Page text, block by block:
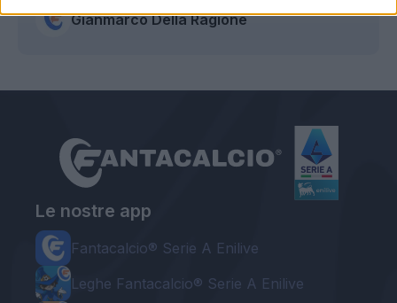
Gianmarco Della Ragione
Le nostre app
Fantacalcio® Serie A Enilive
Leghe Fantacalcio® Serie A Enilive